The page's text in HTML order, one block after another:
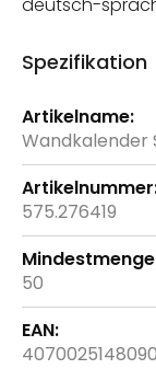
deutsch-
Spezifikation
Weitere
Informationen
Wandkalender
575.276419
50
4070025148090